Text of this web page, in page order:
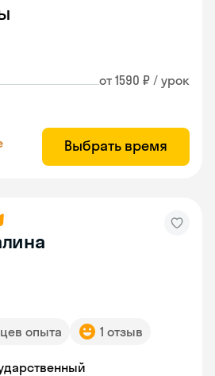
от 1590 ₽ / урок
Выбрать время
опыта 1 отзыв